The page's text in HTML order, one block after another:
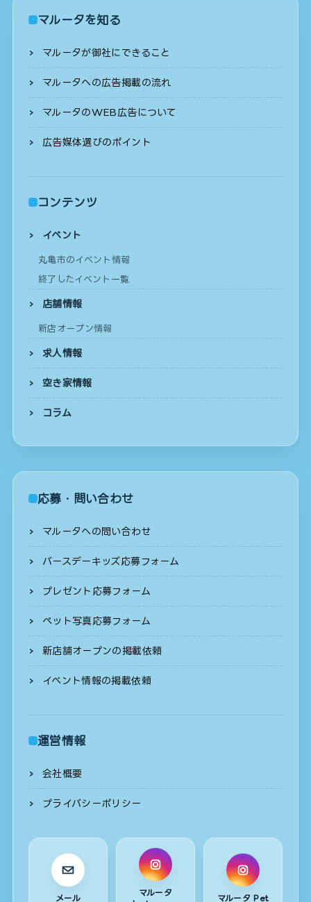
マルータを知る
マルータが御社にできること
マルータへの広告掲載の流れ
マルータのWEB広告について
広告媒体選びのポイント
コンテンツ
イベント
丸亀市のイベント情報
終了したイベント一覧
店舗情報
新店オープン情報
求人情報
空き家情報
コラム
応募・問い合わせ
マルータへの問い合わせ
バースデーキッズ応募フォーム
プレゼント応募フォーム
ペット写真応募フォーム
新店舗オープンの掲載依頼
イベント情報の掲載依頼
運営情報
会社概要
プライバシーポリシー
メール
マルータ
マルータ Pet